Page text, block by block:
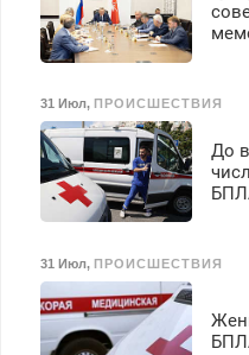
31 Июл, ПРОИСШЕСТВИЯ
До
31 Июл, ПРОИСШЕСТВИЯ